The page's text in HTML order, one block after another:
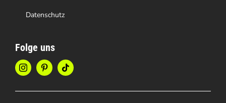
Datenschutz
Folge uns